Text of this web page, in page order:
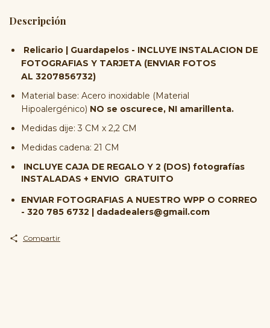
Descripción
Relicario | Guardapelos - INCLUYE INSTALACION DE
FOTOGRAFIAS Y TARJETA (ENVIAR FOTOS
AL 3207856732)
Material base: Acero inoxidable (Material
Hipoalergénico) NO se oscurece, NI amarillenta.
Medidas dije: 3 CM x 2,2 CM
Medidas cadena: 21 CM
INCLUYE CAJA DE REGALO Y 2 (DOS) fotografías
INSTALADAS + ENVIO GRATUITO
ENVIAR FOTOGRAFIAS A NUESTRO WPP O CORREO
- 320 785 6732 | dadadealers@gmail.com
Compartir